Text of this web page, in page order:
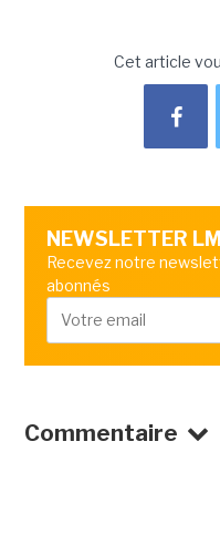
Cet article
NEWSLETTER LMI
Recevez notre
abonnés
Commentaire